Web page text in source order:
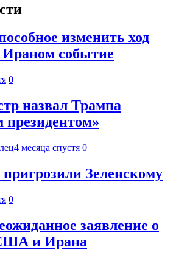
изменить ход
Ираном событие
0
назвал Трампа
президентом»
4 месяца спустя 0
Зеленскому
0
заявление о
и Ирана